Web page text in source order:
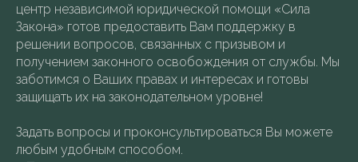
центр независимой юридической помощи «Сила
Закона» готов предоставить Вам поддержку в
решении вопросов, связанных с призывом и
получением законного освобождения от службы. Мы
заботимся о Ваших правах и интересах и готовы
защищать их на законодательном уровне!
Задать вопросы и проконсультироваться Вы можете
любым удобным способом.